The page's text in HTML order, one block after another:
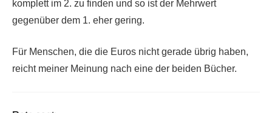
komplett im 2. zu finden und so ist der Mehrwert
gegenüber dem 1. eher gering.
Für Menschen, die die Euros nicht gerade übrig haben,
reicht meiner Meinung nach eine der beiden Bücher.